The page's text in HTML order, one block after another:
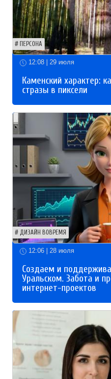
ПЕРСОНА
12:08 | 29 июля
Каменский характер:
стразы в пиксели
ДИЗАЙН ВОВРЕМЯ
12:06 | 28 июля
Создаем и
Уральском. Забота и
интернет-проектов